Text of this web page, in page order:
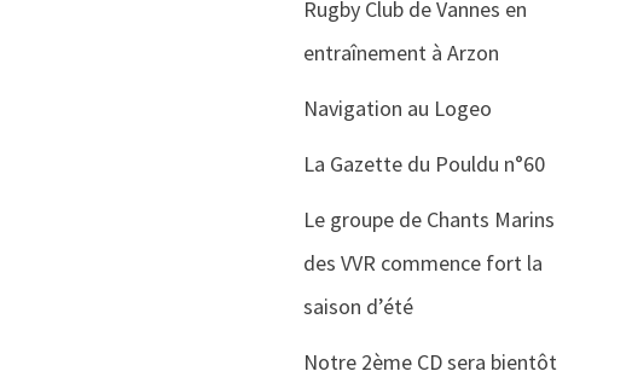
Rugby Club de Vannes en
entraînement à Arzon
Navigation au Logeo
La Gazette du Pouldu n°60
Le groupe de Chants Marins
des VVR commence fort la
saison d’été
Notre 2ème CD sera bientôt